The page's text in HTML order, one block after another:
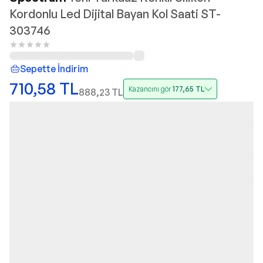
Kordonlu Led Dijital Bayan Kol Saati ST-
303746
Sepette İndirim
710,58 TL888,23 TL Kazancını gör177,65 TL